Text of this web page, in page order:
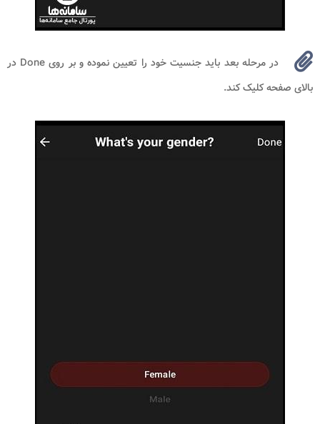
در مرحله بعد باید جنسیت خود را تعیین نموده و بر روی Done در
بالای صفحه کلیک کند.